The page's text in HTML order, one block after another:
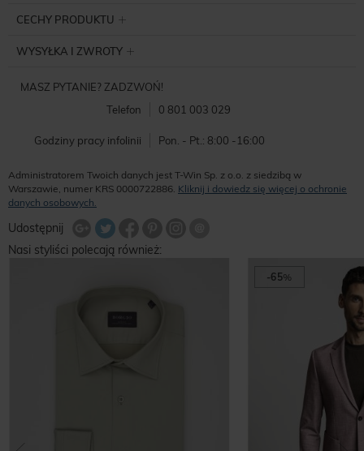
CECHY PRODUKTU
WYSYŁKA I ZWROTY
MASZ PYTANIE? ZADZWOŃ!
Telefon
0 801 003 029
Godziny pracy infolinii Pon. - Pt.: 8:00 -16:00
Administratorem Twoich danych jest T-Win Sp. z o.o. z siedzibą w
Warszawie, numer KRS 0000722886. Kliknij i dowiedz się więcej o ochronie
danych osobowych.
Udostępnij
Share FacebookUdostępnij na Google+
Udostępnij na Google+
Nasi styliści polecają również:
-65%